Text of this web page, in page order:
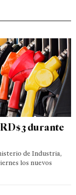
durante
de Industria,
los nuevos